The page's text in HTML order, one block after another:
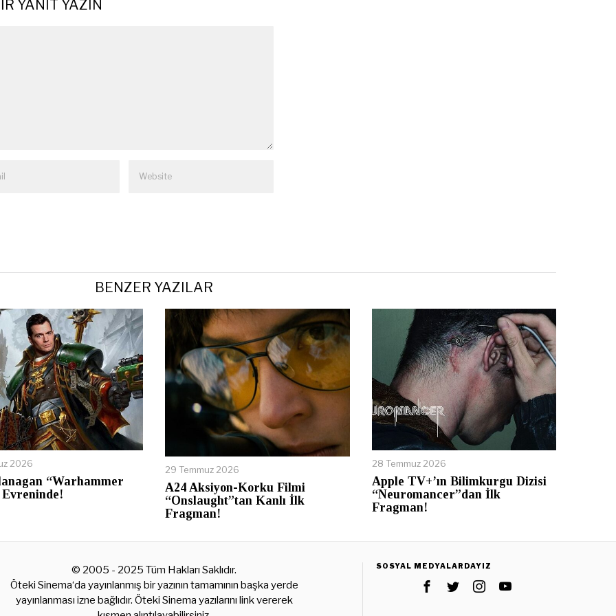
YANIT YAZIN
BENZER YAZILAR
2026
“Warhammer
Evreninde!
29 Temmuz 2026
A24 Aksiyon-Korku Filmi
“Onslaught”tan Kanlı İlk
Fragman!
28 Temmuz 2026
Apple TV+’ın Bilimkurgu Dizisi
“Neuromancer”dan İlk
Fragman!
© 2005 - 2025 Tüm Hakları Saklıdır.
Öteki Sinema‘da yayınlanmış bir yazının tamamının başka yerde
yayınlanması izne bağlıdır. Öteki Sinema yazılarını link vererek
SOSYAL MEDYALARDAYIZ